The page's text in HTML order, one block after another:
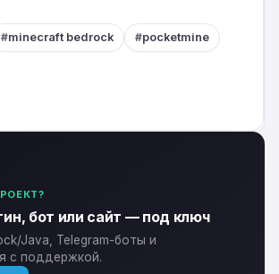
minecraft bedrock pocketmine
бот или сайт — под ключ
Java, Telegram-боты и
с поддержкой.